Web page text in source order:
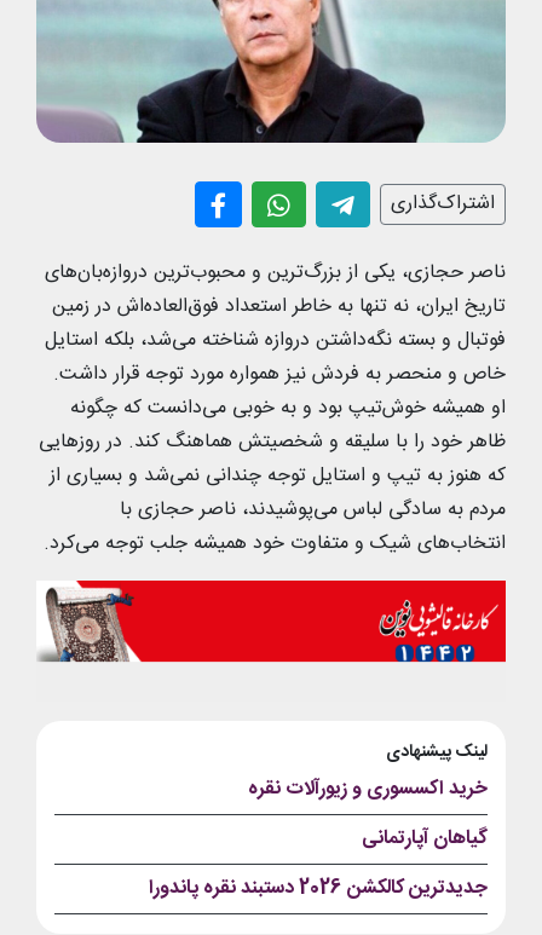
اشتراک‌گذاری
ناصر حجازی، یکی از بزرگ‌ترین و محبوب‌ترین دروازه‌بان‌های
تاریخ ایران، نه تنها به خاطر استعداد فوق‌العاده‌اش در زمین
فوتبال و بسته نگه‌داشتن دروازه شناخته می‌شد، بلکه استایل
خاص و منحصر به فردش نیز همواره مورد توجه قرار داشت.
او همیشه خوش‌تیپ بود و به خوبی می‌دانست که چگونه
ظاهر خود را با سلیقه و شخصیتش هماهنگ کند. در روزهایی
که هنوز به تیپ و استایل توجه چندانی نمی‌شد و بسیاری از
مردم به سادگی لباس می‌پوشیدند، ناصر حجازی با
انتخاب‌های شیک و متفاوت خود همیشه جلب توجه می‌کرد.
لینک پیشنهادی
خرید اکسسوری و زیورآلات نقره
گیاهان آپارتمانی
جدیدترین کالکشن 2026 دستبند نقره پاندورا